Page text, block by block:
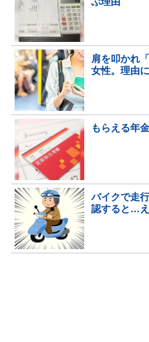
肩を叩かれ
女性。理由
もらえる年
バイクで走
認すると…え